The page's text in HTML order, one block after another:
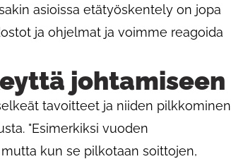
asioissa etätyöskentely on jopa
ja ohjelmat ja voimme reagoida
johtamiseen
tavoitteet ja niiden pilkkominen
"Esimerkiksi vuoden
kun se pilkotaan soittojen,